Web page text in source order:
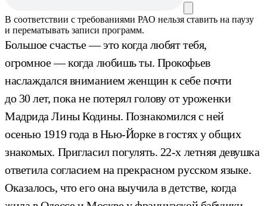
В соответствии с требованиями РАО нельзя ставить на паузу
и перематывать записи программ.
Большое счастье — это когда любят тебя,
огромное — когда любишь ты. Прокофьев
наслаждался вниманием женщин к себе почти
до 30 лет, пока не потерял голову от уроженки
Мадрида Лины Кодины. Познакомился с ней
осенью 1919 года в Нью-Йорке в гостях у общих
знакомых. Пригласил погулять. 22-х летняя девушка
ответила согласием на прекрасном русском языке.
Оказалось, что его она выучила в детстве, когда